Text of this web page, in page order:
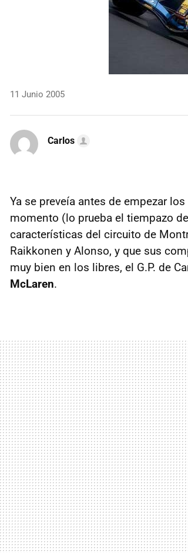
11 Junio 2005
Carlos
Ya se preveía antes de empezar
momento (lo prueba el tiempazo
características del circuito de
Raikkonen y Alonso, y que sus
muy bien en los libres, el G.P. de
McLaren.